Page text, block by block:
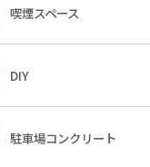
喫煙スペース
DIY
駐車場コンクリート